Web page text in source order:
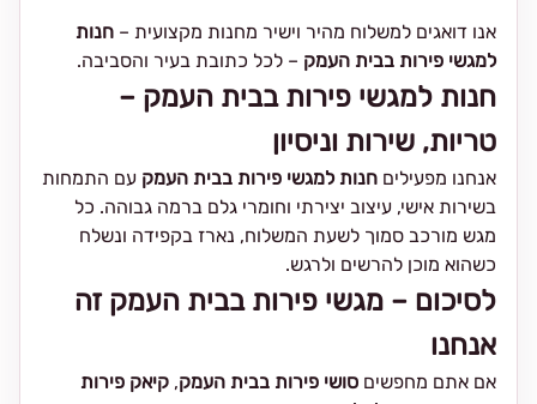
אנו דואגים למשלוח מהיר וישיר מחנות מקצועית – חנות
למגשי פירות בבית העמק – לכל כתובת בעיר והסביבה.
חנות למגשי פירות בבית העמק –
טריות, שירות וניסיון
אנחנו מפעילים חנות למגשי פירות בבית העמק עם התמחות
בשירות אישי, עיצוב יצירתי וחומרי גלם ברמה גבוהה. כל
מגש מורכב סמוך לשעת המשלוח, נארז בקפידה ונשלח
כשהוא מוכן להרשים ולרגש.
לסיכום – מגשי פירות בבית העמק זה
אנחנו
אם אתם מחפשים סושי פירות בבית העמק, קיאק פירות